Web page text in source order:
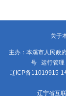
关于
主办：本溪市人民政
号 运行管理
辽ICP备11019915-1
辽宁省互